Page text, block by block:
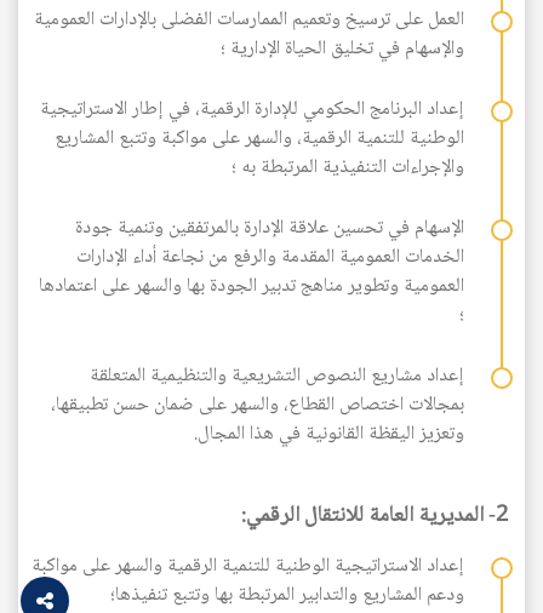
العمل على ترسيخ وتعميم الممارسات الفضلى بالإدارات العمومية
والإسهام في تخليق الحياة الإدارية ؛
إعداد البرنامج الحكومي للإدارة الرقمية، في إطار الاستراتيجية
الوطنية للتنمية الرقمية، والسهر على مواكبة وتتبع المشاريع
والإجراءات التنفيذية المرتبطة به ؛
الإسهام في تحسين علاقة الإدارة بالمرتفقين وتنمية جودة
الخدمات العمومية المقدمة والرفع من نجاعة أداء الإدارات
العمومية وتطوير مناهج تدبير الجودة بها والسهر على اعتمادها
إعداد مشاريع النصوص التشريعية والتنظيمية المتعلقة
بمجالات اختصاص القطاع، والسهر على ضمان حسن تطبيقها،
وتعزيز اليقظة القانونية في هذا المجال.
إعداد الاستراتيجية الوطنية للتنمية الرقمية والسهر على مواكبة
ودعم المشاريع والتدابير المرتبطة بها وتتبع تنفيذها؛